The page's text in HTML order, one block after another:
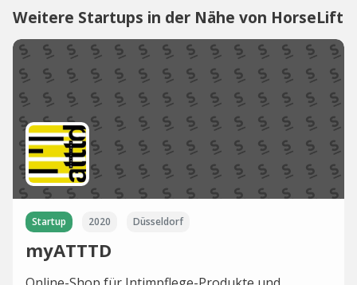
Weitere Startups in der Nähe von HorseLift
Startup 2020 Düsseldorf
myATTTD